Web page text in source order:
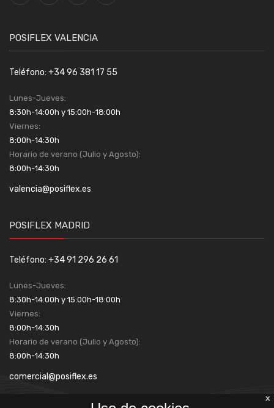
POSIFLEX VALENCIA
Teléfono: +34 96 381 17 55
Lunes-Jueves:
8:30h-14:00h y 15:00h-18:00h
Viernes:
8:00h-14:30h
Horario de verano (Julio y Agosto):
8:00h-14:30h
valencia@posiflex.es
POSIFLEX MADRID
Teléfono: +34 91 296 26 61
Lunes-Jueves:
8:30h-14:00h y 15:00h-18:00h
Viernes:
8:00h-14:30h
Horario de verano (Julio y Agosto):
8:00h-14:30h
comercial@posiflex.es
x